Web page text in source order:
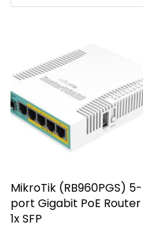
MikroTik (RB960PGS) 5-
port Gigabit PoE Router
1x SFP